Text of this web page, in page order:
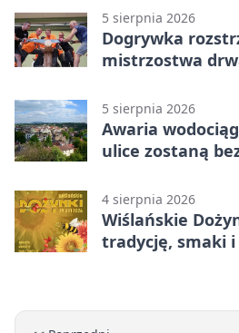
5 sierpnia 2026
Dogrywka
mistrzostwa
5 sierpnia 2026
Awaria
ulice zostaną
4 sierpnia 2026
Wiślańskie
tradycję, smaki